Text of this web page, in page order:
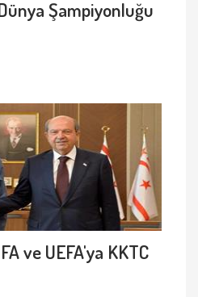
Şampiyonluğu
ve UEFA'ya KKTC